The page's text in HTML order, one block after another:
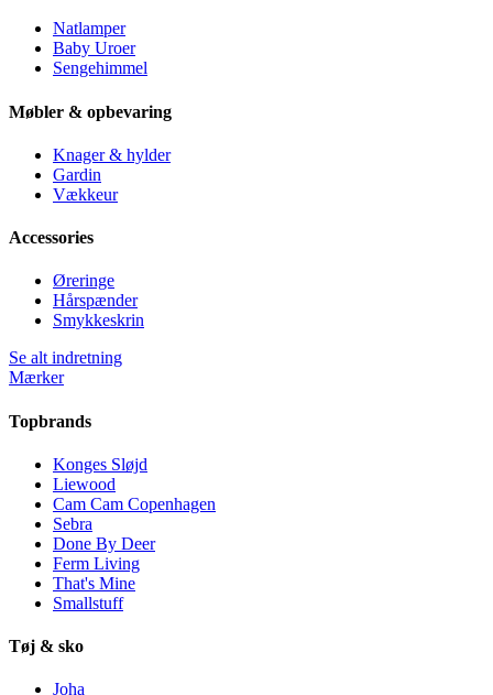
Natlamper
Baby Uroer
Sengehimmel
Møbler & opbevaring
Knager & hylder
Gardin
Vækkeur
Accessories
Øreringe
Hårspænder
Smykkeskrin
Se alt indretning
Mærker
Topbrands
Konges Sløjd
Liewood
Cam Cam Copenhagen
Sebra
Done By Deer
Ferm Living
That's Mine
Smallstuff
Tøj & sko
Joha